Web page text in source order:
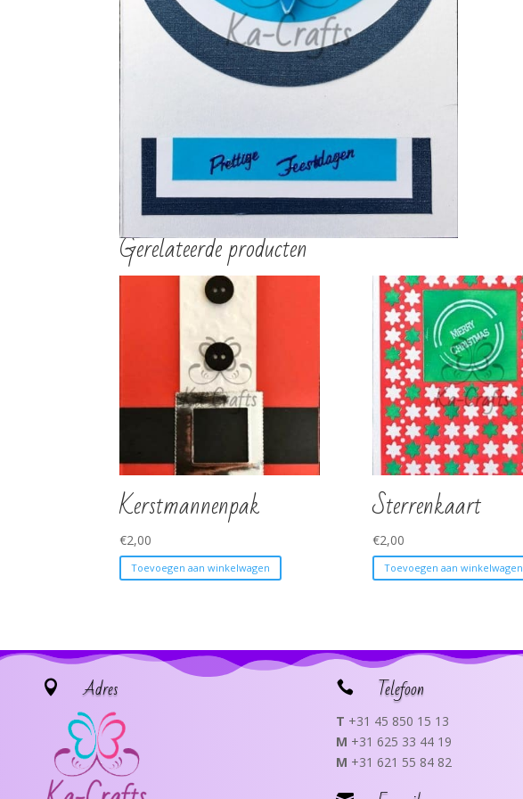
Gerelateerde producten
Kerstmannenpak
€2,00
Toevoegen aan winkelwagen
Sterrenkaart
€2,00
Toevoegen aan winkelwagen
2,00
TOEVOEGEN AAN
WINKELWAGEN
€3,00
TOEVOEGEN AAN
€
TOEVOEGEN AAN
 Adres  Telefoon
T +31 45 850 15 13
M +31 625 33 44 19
M +31 621 55 84 82